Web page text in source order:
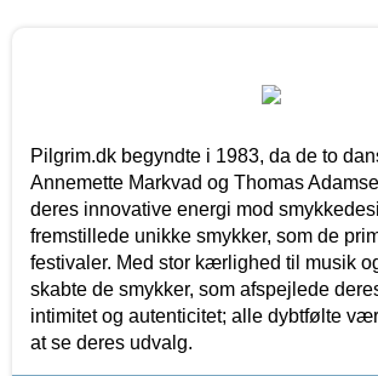
Pilgrim.dk begyndte i 1983, da de to
Annemette Markvad og Thomas
deres innovative energi mod
fremstillede unikke smykker, som de
festivaler. Med stor kærlighed til musik
skabte de smykker, som afspejlede
intimitet og autenticitet; alle dybtfølte
at se deres udvalg.